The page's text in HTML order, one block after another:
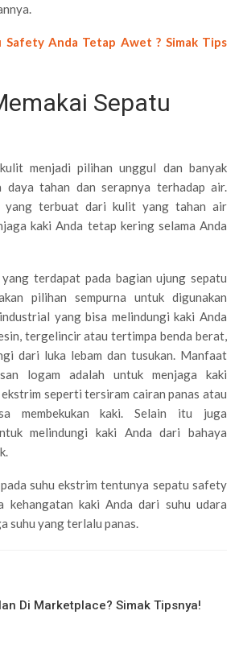
Safety Anda Tetap Awet ? Simak Tips
Sepatu
menjadi pilihan unggul dan banyak
daya tahan dan serapnya terhadap air.
yang terbuat dari kulit yang tahan air
kaki Anda tetap kering selama Anda
terdapat pada bagian ujung sepatu
pilihan sempurna untuk digunakan
yang bisa melindungi kaki Anda
tergelincir atau tertimpa benda berat,
dari luka lebam dan tusukan. Manfaat
logam adalah untuk menjaga kaki
seperti tersiram cairan panas atau
membekukan kaki. Selain itu juga
melindungi kaki Anda dari bahaya
suhu ekstrim tentunya sepatu safety
kehangatan kaki Anda dari suhu udara
suhu yang terlalu panas.
Di Marketplace? Simak Tipsnya!